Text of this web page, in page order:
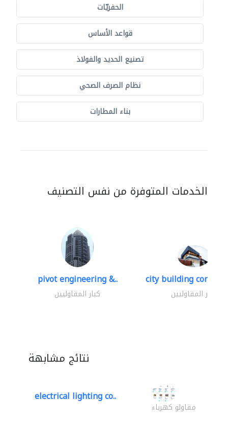
الحفريّات
قواعد الأساس
تصنيع الحديد والفولاذ
نظام الصرف الصحي
بناء المطارات
الخدمات المتوفرة من نفس التصنيف
pivot engineering &..
كبار المقاوليين
city building
كبار المقاوليين
نتائج مشابهة
electrical lighting co..
مقاولو كهرباء